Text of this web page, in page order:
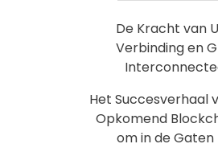
De Kracht van
Verbinding en
Het Succesverhaal
Opkomend
om in de Gaten